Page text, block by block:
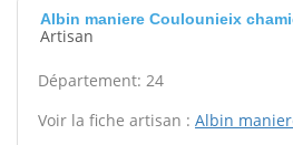
Albin maniere Coulounieix
Artisan
Département: 24
Voir la fiche artisan : Albin